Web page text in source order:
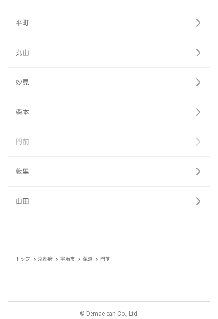
平町
丸山
妙見
森本
門前
籔里
山田
トップ 京都府 宇治市 莵道 門前
© Demae-can Co., Ltd.